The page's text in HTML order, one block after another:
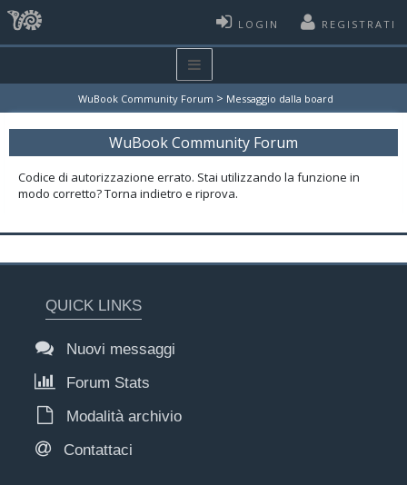
LOGIN REGISTRATI
WuBook Community Forum > Messaggio dalla board
WuBook Community Forum
Codice di autorizzazione errato. Stai utilizzando la funzione in
modo corretto? Torna indietro e riprova.
QUICK LINKS
Nuovi messaggi
Forum Stats
Modalità archivio
Contattaci